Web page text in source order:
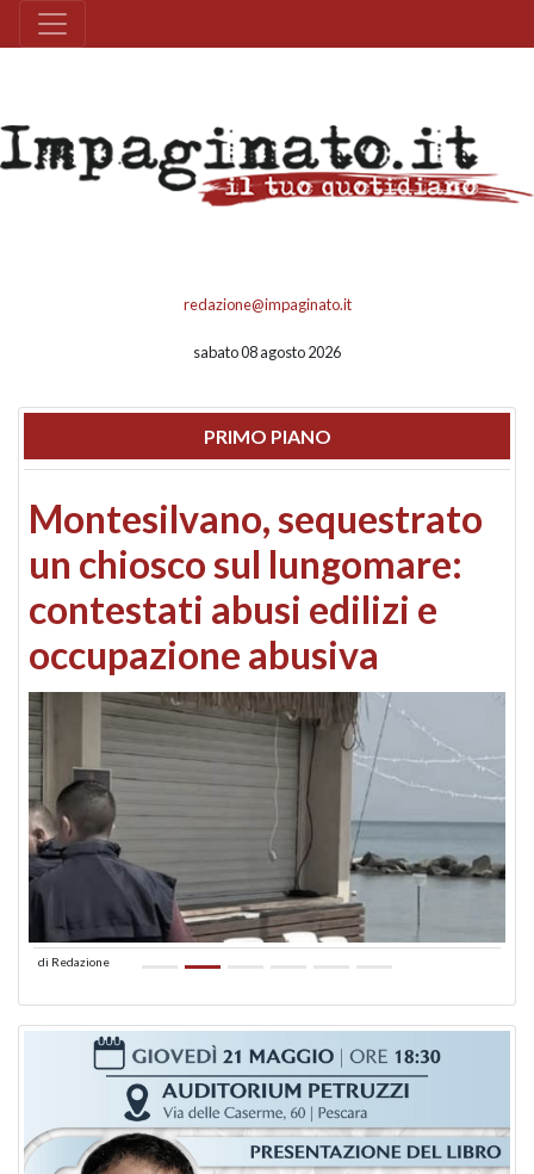
redazione@impaginato.it
sabato 08 agosto 2026
PRIMO PIANO
Montesilvano, sequestrato
un chiosco sul lungomare:
contestati abusi edilizi e
occupazione abusiva
di Redazione